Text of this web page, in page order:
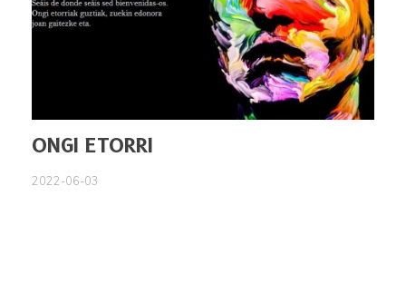
ONGI ETORRI
2022-06-03